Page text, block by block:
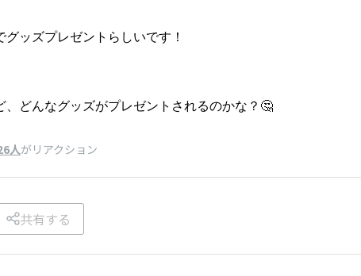
ッズプレゼントらしいです！
、どんなグッズがプレゼントされるのかな？🤔
人がリアクション
共有する